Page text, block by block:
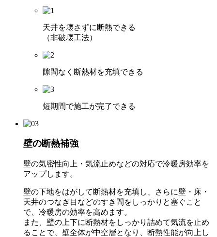
天井を壊さずに断熱できる
（非破壊工法）
隙間なく断熱材を充填できる
短期間で施工が完了できる
壁の断熱補強
壁の気密性向上・気流止めなどの対応で冷暖房効率を
アップします。
壁の下地をはがして断熱材を充填し、さらに壁・床・
天井のつなぎ目などのすき間をしっかりと塞ぐこと
で、冷暖房の効率を高めます。
また、壁の上下に断熱材をしっかり詰めて気流を止め
ることで、壁全体が中空層となり、断熱性能が向上し